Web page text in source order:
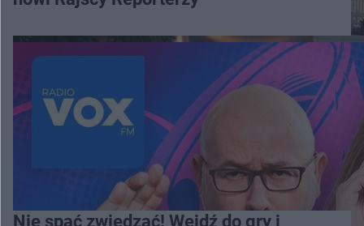
Nie spać zwiedzać! Wejdź do gry i